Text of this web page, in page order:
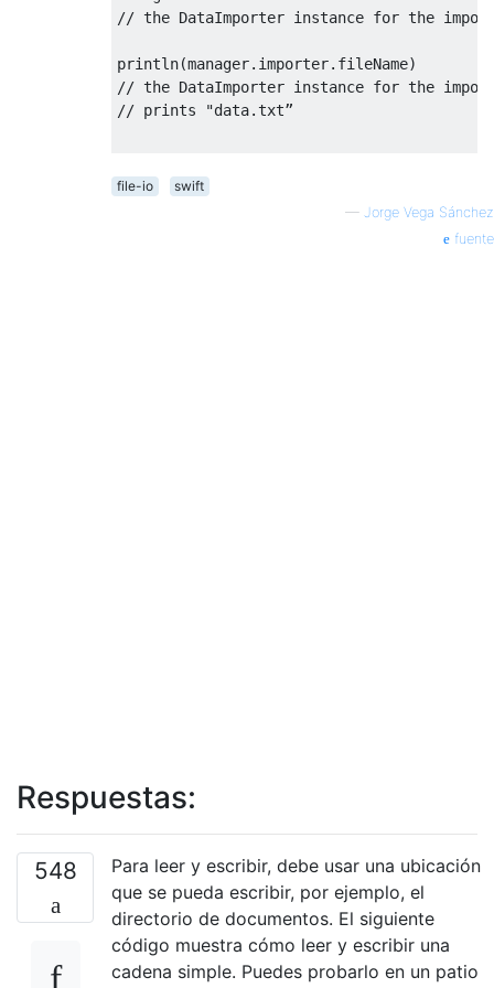
println(manager. importer. fileName)
// the DataImporter instance for the
var str = "Hello World in Swift Language."
file-io
swift
— Jorge Vega Sánchez
fuente
Respuestas:
548
Para leer y escribir, debe usar una ubicación
que se pueda escribir, por ejemplo, el
directorio de documentos. El siguiente
código muestra cómo leer y escribir una
cadena simple. Puedes probarlo en un patio